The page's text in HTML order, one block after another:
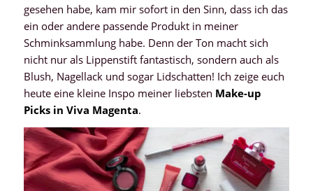
gesehen habe, kam mir sofort in den Sinn, dass ich das
ein oder andere passende Produkt in meiner
Schminksammlung habe. Denn der Ton macht sich
nicht nur als Lippenstift fantastisch, sondern auch als
Blush, Nagellack und sogar Lidschatten! Ich zeige euch
heute eine kleine Inspo meiner liebsten Make-up
Picks in Viva Magenta.